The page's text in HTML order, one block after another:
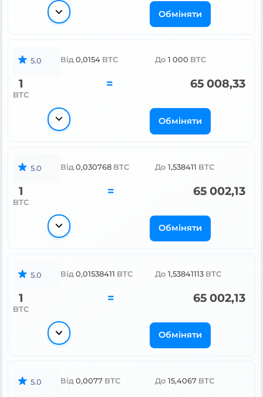
Обміняти
5.0 Від 0,0154 BTC До 1 000 BTC
1
BTC
= 65 008,33
Обміняти
5.0 Від 0,030768 BTC До 1,538411 BTC
1
BTC
= 65 002,13
Обміняти
5.0 Від 0,01538411 BTC До 1,53841113 BTC
1
BTC
= 65 002,13
Обміняти
5.0 Від 0,0077 BTC До 15,4067 BTC